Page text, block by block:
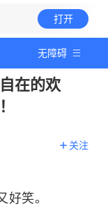
打开
无障碍
在的欢
关注
笑。